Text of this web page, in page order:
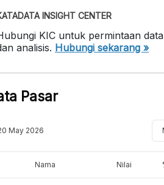
INSIGHT CENTER
KIC untuk permintaan
analisis. Hubungi sekarang »
Pasar
May 2026
Nama Nilai